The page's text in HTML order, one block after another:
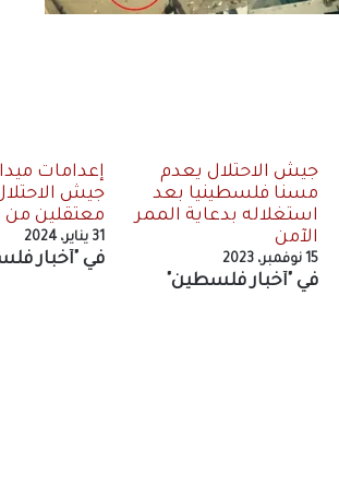
جيش الاحتلال يعدم
مسنا فلسطينيا بعد
استغلاله بدعاية الممر
الآمن
15 نوفمبر، 2023
في "أخبار فلسطين"
إعدامات
جيش
معتقلين من
31 يناير، 2024
في "أخبار